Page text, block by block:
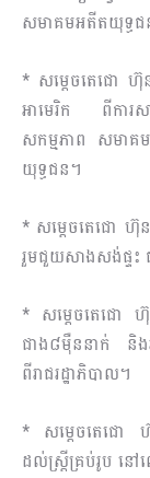
សមាគមអតីតយុទ្ធជ
* សម្តេចតេជោ ហ៊ុ
អាមេរិក ពីការ
សកម្មភាព សមាគ
យុទ្ធជន។
* សម្តេចតេជោ ហ៊ុ
រួមជួយសាងសង់ផ្ទះ
* សម្តេចតេជោ ហ៊ុ
ជាង៨ម៉ឺននាក់ និង
ពីរាជរដ្ឋាភិបាល។
* សម្តេចតេជោ
ដល់ស្រ្តីគ្រប់រូប ន